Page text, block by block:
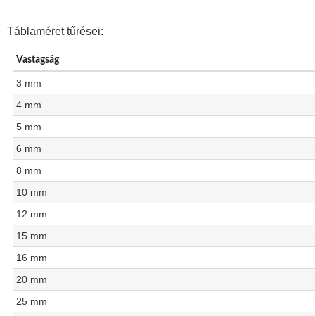
Táblaméret tűrései:
Vastagság
3 mm
4 mm
5 mm
6 mm
8 mm
10 mm
12 mm
15 mm
16 mm
20 mm
25 mm